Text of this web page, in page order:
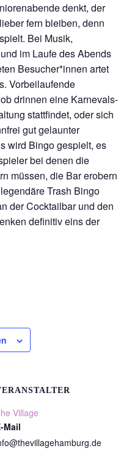
denkt, der
fern bleiben, denn
Bei Musik,
im Laufe des Abends
Besucher*innen artet
Vorbeilaufende
drinnen eine Karnevals-
stattfindet, oder sich
gut gelaunter
wird Bingo gespielt, es
bei denen die
müssen, die Bar erobern
Trash Bingo
der Cocktailbar und den
definitiv eins der
Village
Mail